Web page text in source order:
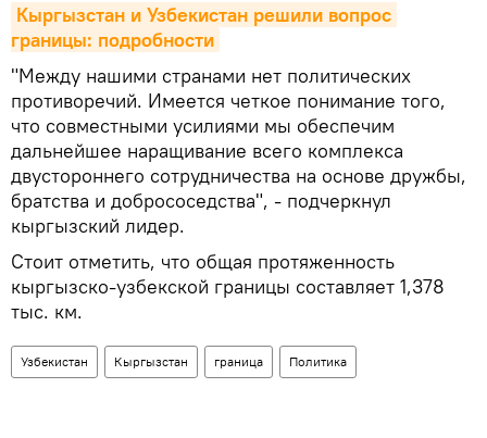
Кыргызстан и Узбекистан решили вопрос
границы: подробности
"Между нашими странами нет политических
противоречий. Имеется четкое понимание того,
что совместными усилиями мы обеспечим
дальнейшее наращивание всего комплекса
двустороннего сотрудничества на основе дружбы,
братства и добрососедства", - подчеркнул
кыргызский лидер.
Стоит отметить, что общая протяженность
кыргызско-узбекской границы составляет 1,378
тыс. км.
Узбекистан Кыргызстан граница Политика